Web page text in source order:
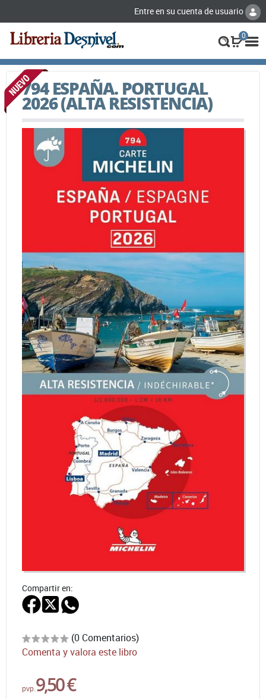
Entre en su cuenta de usuario
0
794 ESPAÑA. PORTUGAL
2026 (ALTA RESISTENCIA)
Compartir en:
(0 Comentarios)
Comenta y valora este libro
pvp. 9,50 €